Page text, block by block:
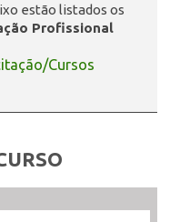
estão listados os
Profissional
Cursos